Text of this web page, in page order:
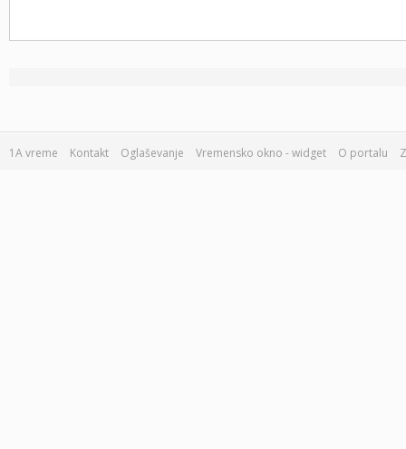
1A vreme Kontakt Oglaševanje Vremensko okno - widget O portalu